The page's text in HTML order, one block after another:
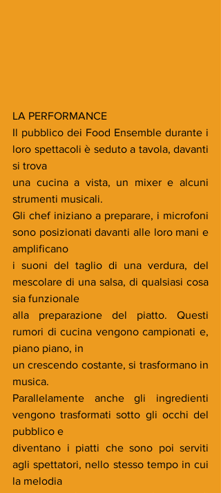
LA PERFORMANCE
Il pubblico dei Food Ensemble durante i
loro spettacoli è seduto a tavola, davanti
si trova
una cucina a vista, un mixer e alcuni
strumenti musicali.
Gli chef iniziano a preparare, i microfoni
sono posizionati davanti alle loro mani e
amplificano
i suoni del taglio di una verdura, del
mescolare di una salsa, di qualsiasi cosa
sia funzionale
alla preparazione del piatto. Questi
rumori di cucina vengono campionati e,
piano piano, in
un crescendo costante, si trasformano in
musica.
Parallelamente anche gli ingredienti
vengono trasformati sotto gli occhi del
pubblico e
diventano i piatti che sono poi serviti
agli spettatori, nello stesso tempo in cui
la melodia